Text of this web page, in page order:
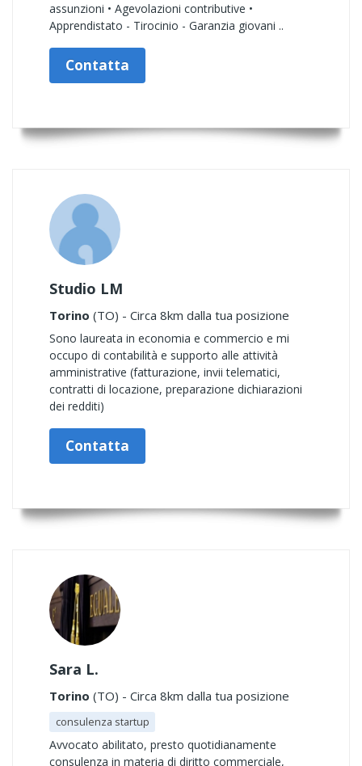
assunzioni • Agevolazioni contributive •
Apprendistato - Tirocinio - Garanzia giovani ..
Contatta
Studio LM
Torino (TO) - Circa 8km dalla tua posizione
Sono laureata in economia e commercio e mi
occupo di contabilità e supporto alle attività
amministrative (fatturazione, invii telematici,
contratti di locazione, preparazione dichiarazioni
dei redditi)
Contatta
Sara L.
Torino (TO) - Circa 8km dalla tua posizione
consulenza startup
Avvocato abilitato, presto quotidianamente
consulenza in materia di diritto commerciale,